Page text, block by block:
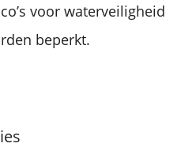
voor waterveiligheid
beperkt.